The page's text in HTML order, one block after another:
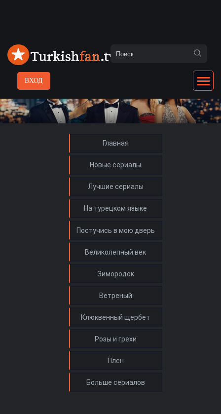
ВХОД
Главная
Новые сериалы
Лучшие сериалы
На турецком языке